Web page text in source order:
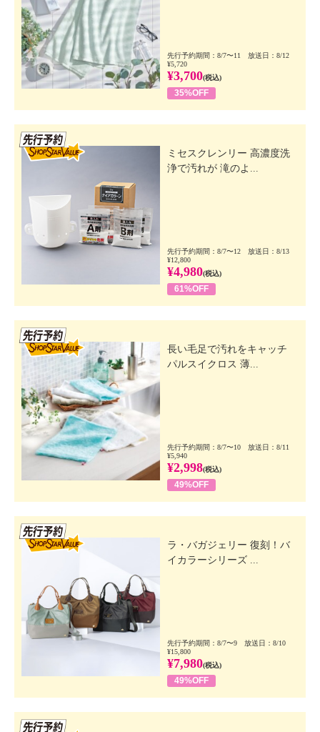
先行予約期間：8/7〜11 放送日：8/12
¥5,720
¥3,700(税込)
35%OFF
ミセスクレンリー 高濃度洗
浄で汚れが 滝のよ...
先行予約期間：8/7〜12 放送日：8/13
¥12,800
¥4,980(税込)
61%OFF
長い毛足で汚れをキャッチ
パルスイクロス 薄...
先行予約期間：8/7〜10 放送日：8/11
¥5,940
¥2,998(税込)
49%OFF
ラ・バガジェリー 復刻！バ
イカラーシリーズ ...
先行予約期間：8/7〜9 放送日：8/10
¥15,800
¥7,980(税込)
49%OFF